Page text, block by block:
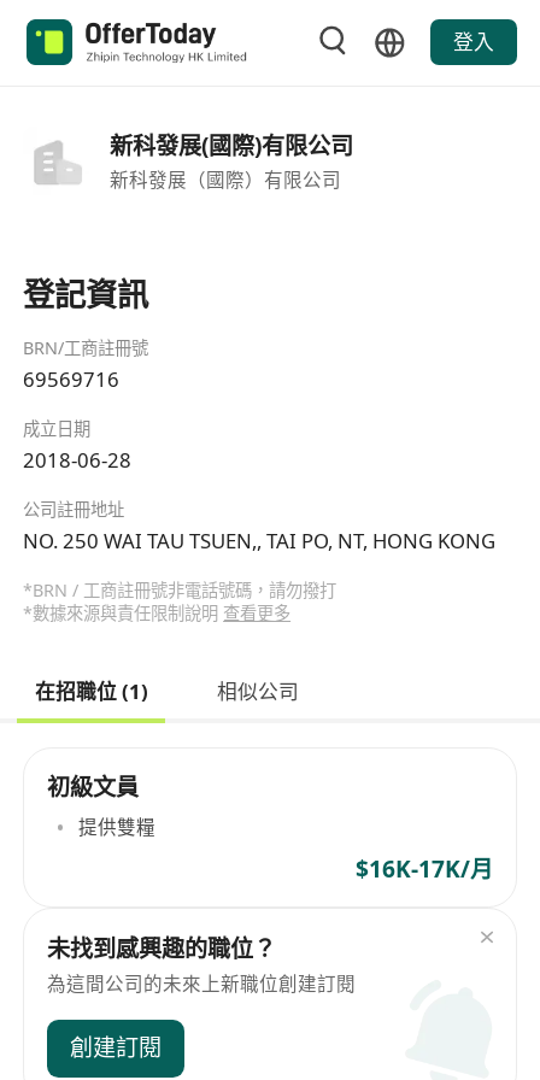
登入
新科發展(國際)有限公司
新科發展（國際）有限公司
登記資訊
BRN/工商註冊號
69569716
成立日期
2018-06-28
公司註冊地址
NO. 250 WAI TAU TSUEN,, TAI PO, NT, HONG KONG
*BRN / 工商註冊號非電話號碼，請勿撥打
*數據來源與責任限制說明 查看更多
在招職位 (1) 相似公司
初級文員
提供雙糧
$16K-17K/月
未找到感興趣的職位？
為這間公司的未來上新職位創建訂閱
創建訂閱